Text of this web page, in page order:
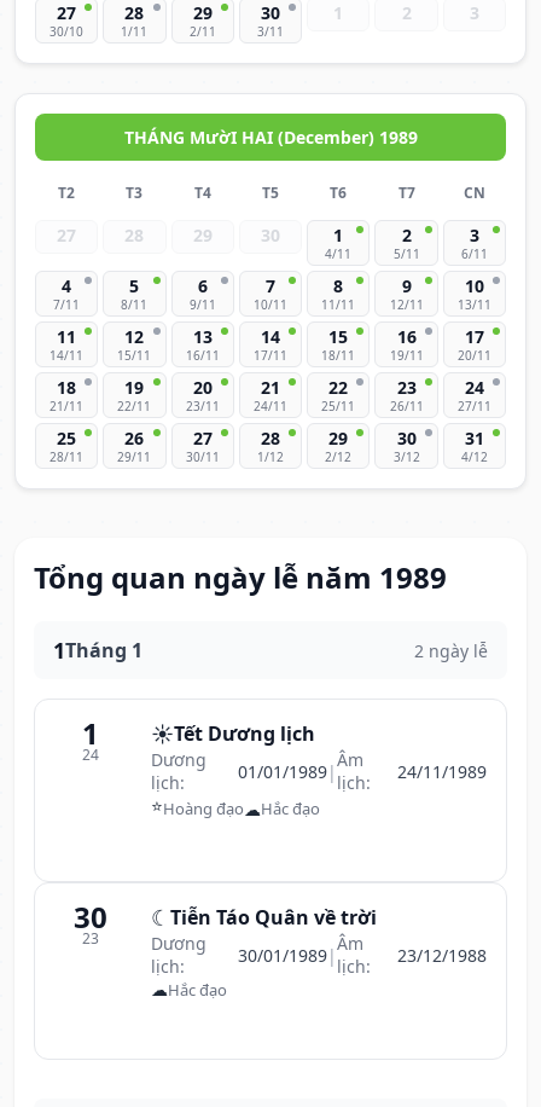
27
30/10
28
1/11
29
2/11
30
3/11
1 2 3
THÁNG MườI HAI (December) 1989
T2 T3 T4 T5 T6 T7 CN
27 28 29 30 1
4/11
2
5/11
3
6/11
4
7/11
5
8/11
6
9/11
7
10/11
8
11/11
9
12/11
10
13/11
11
14/11
12
15/11
13
16/11
14
17/11
15
18/11
16
19/11
17
20/11
18
21/11
19
22/11
20
23/11
21
24/11
22
25/11
23
26/11
24
27/11
25
28/11
26
29/11
27
30/11
28
1/12
29
2/12
30
3/12
31
4/12
Tổng quan ngày lễ năm 1989
1Tháng 1 2 ngày lễ
1
24
☀️Tết Dương lịch
Dương
lịch:
01/01/1989|Âm
lịch:
24/11/1989
⭐Hoàng đạo☁Hắc đạo
30
23
☾ Tiễn Táo Quân về trời
Dương
lịch:
30/01/1989|Âm
lịch:
23/12/1988
☁Hắc đạo